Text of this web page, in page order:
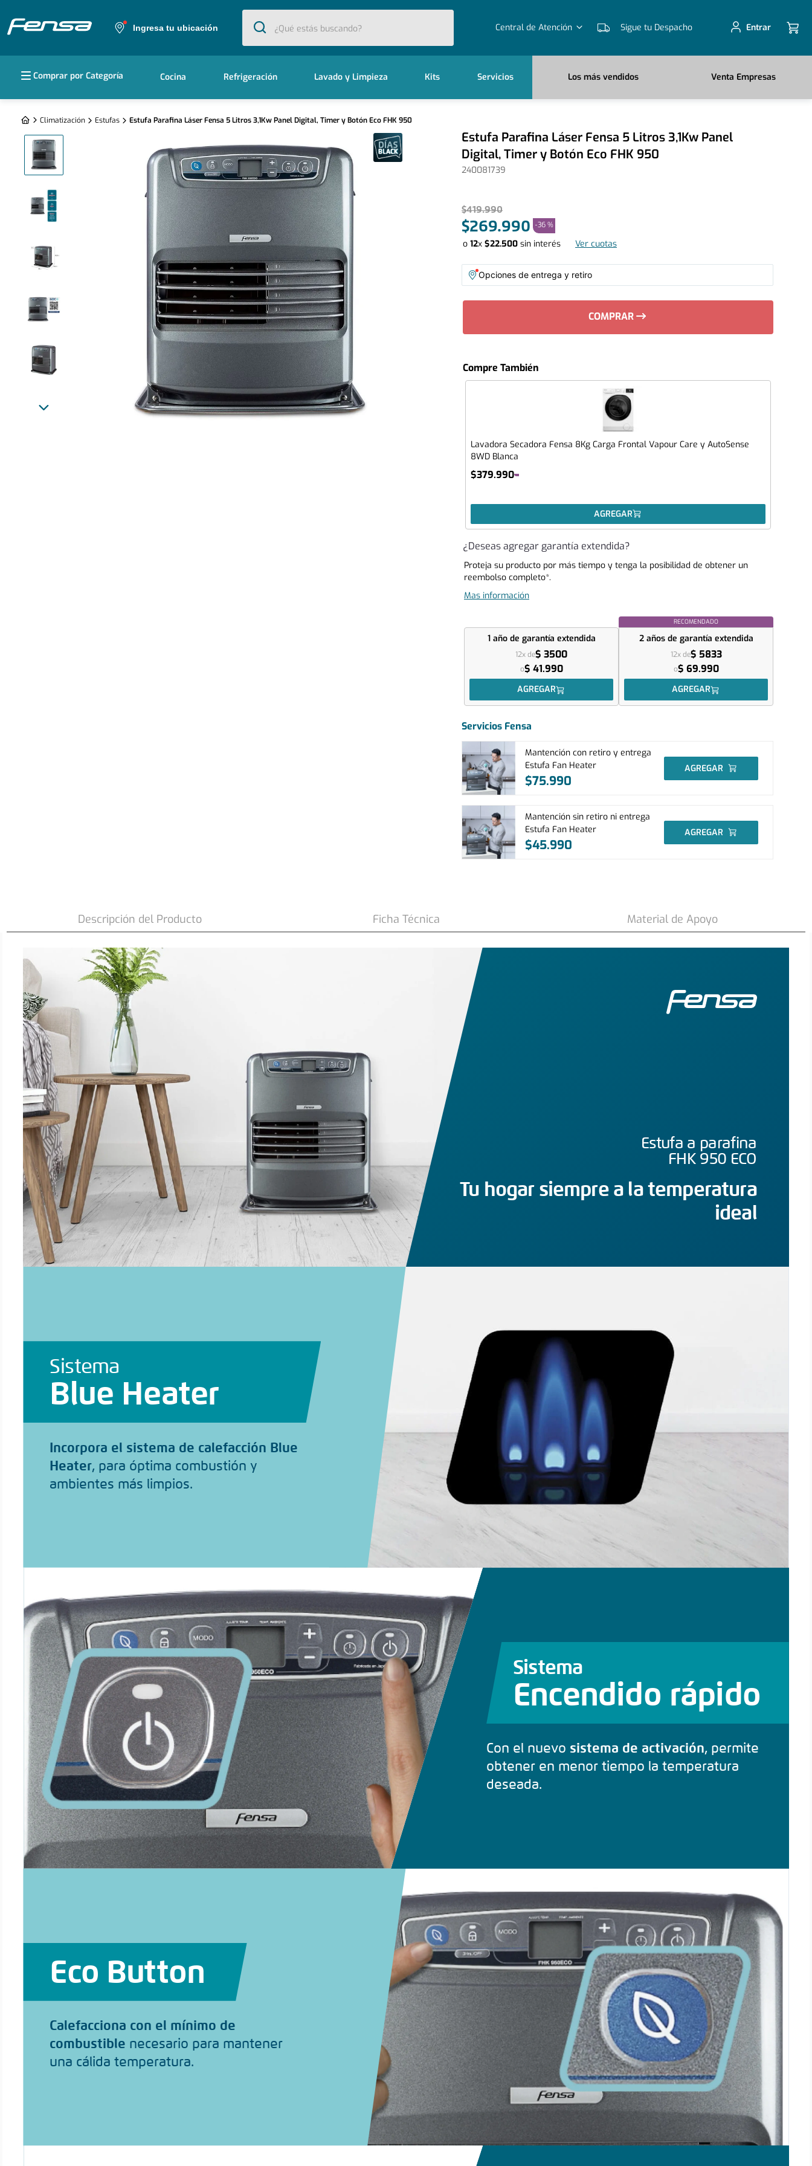
Ingresa tu ubicación
¿Qué estás buscando?
1. cocina 5 platos
. bottom freezer
4. refrigerador no frost
5. secadora
Central de Atención Sigue tu Despacho Entrar
Comprar por Categoría Cocina Refrigeración Lavado y Limpieza Kits Servicios Los más vendidos Venta Empresas
Climatización Estufas Estufa Parafina Láser Fensa 5 Litros 3,1Kw Panel Digital, Timer y Botón Eco FHK 950
Estufa Parafina Láser Fensa 5 Litros 3,1Kw Panel
Digital, Timer y Botón Eco FHK 950
240081739
$419.990
$269.990 -36 %
o 12x $22.500 sin interés Ver cuotas
Opciones de entrega y retiro
COMPRAR
Compre También
Lavadora Secadora Fensa 8Kg Carga Frontal Vapour Care y AutoSense
8WD Blanca
$379.990
AGREGAR
¿Deseas agregar garantía extendida?
Proteja su producto por más tiempo y tenga la posibilidad de obtener un
reembolso completo*.
Mas información
1 año de garantía extendida
12x de$ 3500
o$ 41.990
AGREGAR
RECOMENDADO
2 años de garantía extendida
12x de$ 5833
o$ 69.990
AGREGAR
Servicios Fensa
Mantención con retiro y entrega
Estufa Fan Heater
$75.990
AGREGAR
Mantención sin retiro ni entrega
Estufa Fan Heater
$45.990
AGREGAR
Descripción del Producto Ficha Técnica Material de Apoyo